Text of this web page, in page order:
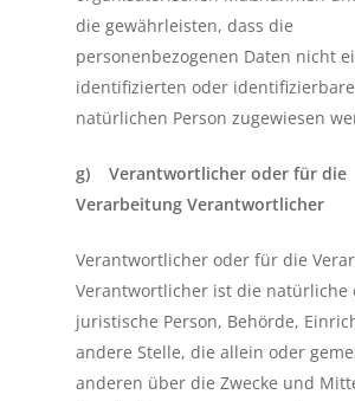
die gewährleisten, dass die
personenbezogenen Daten nicht
identifizierten oder
natürlichen Person zugewiesen
g) Verantwortlicher oder für die
Verarbeitung Verantwortlicher
Verantwortlicher oder für die
Verantwortlicher ist die natürliche
juristische Person, Behörde,
andere Stelle, die allein oder
anderen über die Zwecke und